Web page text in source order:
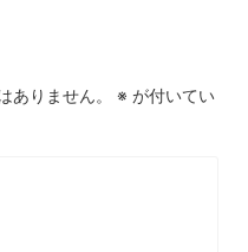
ありません。 ※ が付いてい